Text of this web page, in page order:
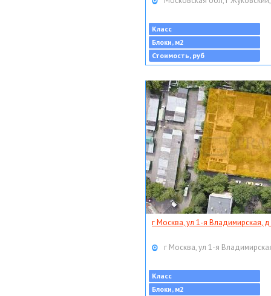
Класс
Блоки, м2
Стоимость, руб
г Москва, ул 1-я Владимирская, д
г Москва, ул 1-я
Класс
Блоки, м2